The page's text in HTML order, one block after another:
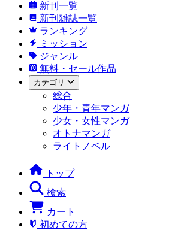
新刊一覧
新刊雑誌一覧
ランキング
ミッション
ジャンル
無料・セール作品
カテゴリ
総合
少年・青年マンガ
少女・女性マンガ
オトナマンガ
ライトノベル
トップ
検索
カート
初めての方